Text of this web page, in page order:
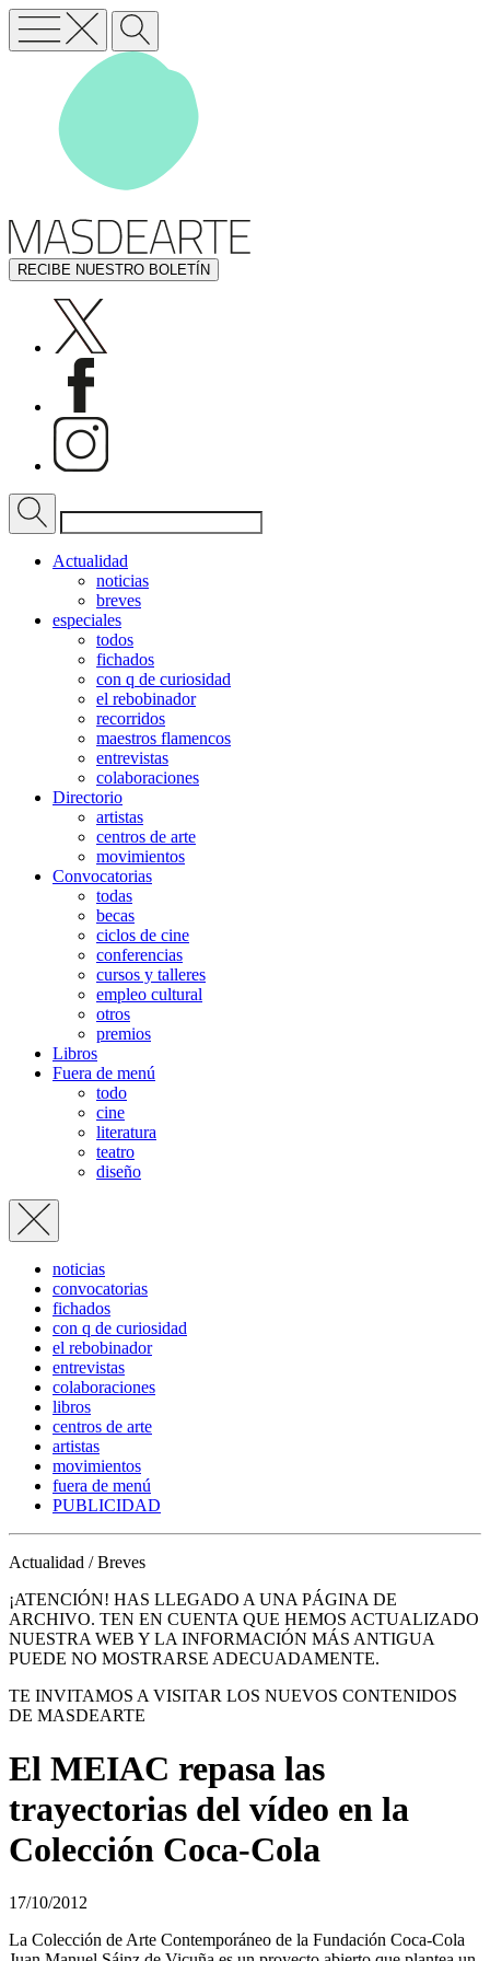
RECIBE NUESTRO BOLETÍN
Actualidad
noticias
breves
especiales
todos
fichados
con q de curiosidad
el rebobinador
recorridos
maestros flamencos
entrevistas
colaboraciones
Directorio
artistas
centros de arte
movimientos
Convocatorias
todas
becas
ciclos de cine
conferencias
cursos y talleres
empleo cultural
otros
premios
Libros
Fuera de menú
todo
cine
literatura
teatro
diseño
noticias
convocatorias
fichados
con q de curiosidad
el rebobinador
entrevistas
colaboraciones
libros
centros de arte
artistas
movimientos
fuera de menú
PUBLICIDAD
Actualidad / Breves
¡ATENCIÓN! HAS LLEGADO A UNA PÁGINA DE
ARCHIVO. TEN EN CUENTA QUE HEMOS ACTUALIZADO
NUESTRA WEB Y LA INFORMACIÓN MÁS ANTIGUA
PUEDE NO MOSTRARSE ADECUADAMENTE.
TE INVITAMOS A VISITAR LOS NUEVOS CONTENIDOS
DE MASDEARTE
El MEIAC repasa las
trayectorias del vídeo en la
Colección Coca-Cola
17/10/2012
La Colección de Arte Contemporáneo de la Fundación Coca-Cola